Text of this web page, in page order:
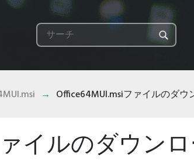
Office64MUI.msiファイルのダウ
イルのダウン